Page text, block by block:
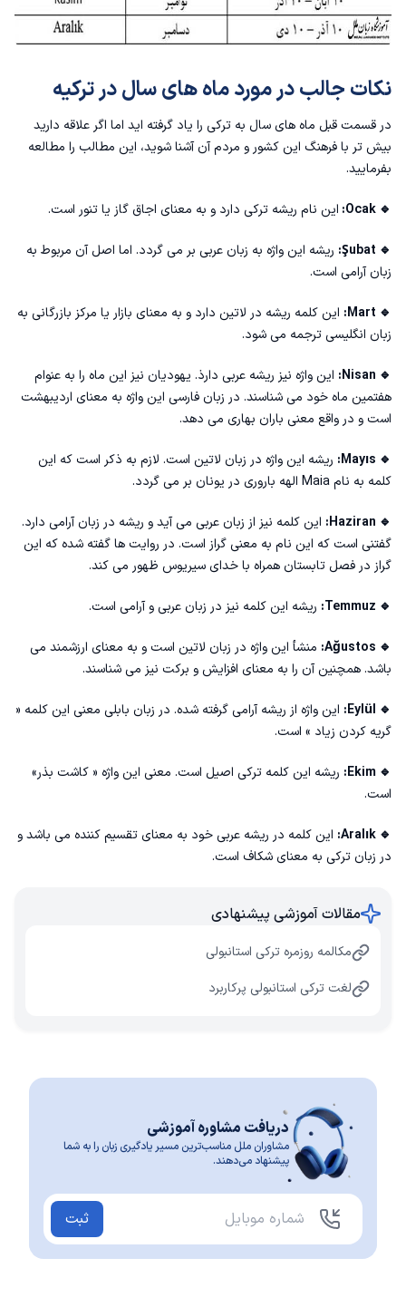
نکات جالب در مورد ماه های سال در ترکیه
در قسمت قبل ماه های سال به ترکی را یاد گرفته اید اما اگر علاقه دارید
بیش تر با فرهنگ این کشور و مردم آن آشنا شوید، این مطالب را مطالعه
بفرمایید.
🔹 Ocak: این نام ریشه ترکی دارد و به معنای اجاق گاز یا تنور است.
🔹 Şubat:
ریشه این واژه به زبان عربی بر می گردد. اما اصل آن مربوط به
زبان آرامی است.
🔹 Mart:
این کلمه ریشه در لاتین دارد و به معنای بازار یا مرکز بازرگانی به
زبان انگلیسی ترجمه می شود.
🔹 Nisan:
این واژه نیز ریشه عربی دارذ. یهودیان نیز این ماه را به عنوام
هفتمین ماه خود می شناسند. در زبان فارسی این واژه به معنای اردیبهشت
است و در واقع معنی باران بهاری می دهد.
🔹 Mayıs:
ریشه این واژه در زبان لاتین است. لازم به ذکر است که این
کلمه به نام Maia الهه باروری در یونان بر می گردد.
🔹 Haziran:
این کلمه نیز از زبان عربی می آید و ریشه در زبان آرامی دارد.
گفتنی است که این نام به معنی گراز است. در روایت ها گفته شده که این
گراز در فصل تابستان همراه با خدای سیریوس ظهور می کند.
🔹 Temmuz: ریشه این کلمه نیز در زبان عربی و آرامی است.
🔹 Ağustos:
منشأ این واژه در زبان لاتین است و به معنای ارزشمند می
باشد. همچنین آن را به معنای افزایش و برکت نیز می شناسند.
🔹 Eylül:
این واژه از ریشه آرامی گرفته شده. در زبان بابلی معنی این کلمه «
گریه کردن زیاد » است.
🔹 Ekim:
ریشه این کلمه ترکی اصیل است. معنی این واژه « کاشت بذر»
است.
🔹 Aralık:
این کلمه در ریشه عربی خود به معنای تقسیم کننده می باشد و
در زبان ترکی به معنای شکاف است.
مقالات آموزشی پیشنهادی
مکالمه روزمره ترکی استانبولی
لغت ترکی استانبولی پرکاربرد
دریافت مشاوره آموزشی
مشاوران ملل مناسب‌ترین مسیر یادگیری زبان را به شما
پیشنهاد می‌دهند.
ثبت